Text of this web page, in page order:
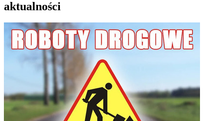
aktualności